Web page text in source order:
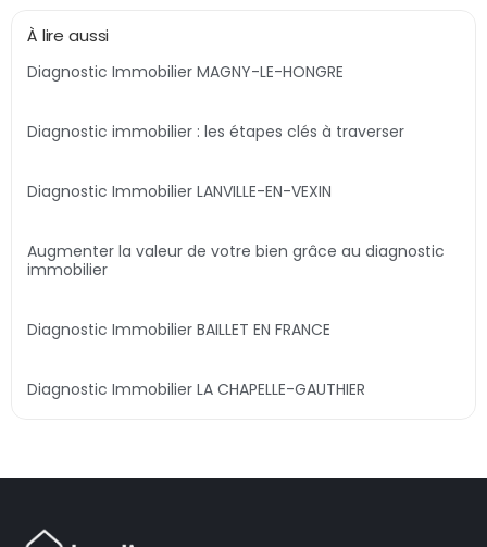
À lire aussi
Diagnostic Immobilier MAGNY-LE-HONGRE
Diagnostic immobilier : les étapes clés à traverser
Diagnostic Immobilier LANVILLE-EN-VEXIN
Augmenter la valeur de votre bien grâce au diagnostic
immobilier
Diagnostic Immobilier BAILLET EN FRANCE
Diagnostic Immobilier LA CHAPELLE-GAUTHIER